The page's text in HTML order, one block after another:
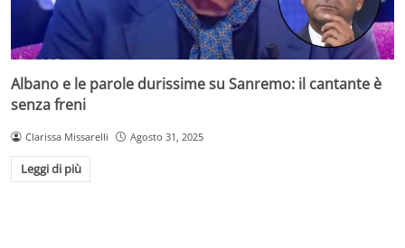
Albano e le parole durissime su Sanremo: il cantante è
senza freni
Clarissa Missarelli Agosto 31, 2025
Leggi di più